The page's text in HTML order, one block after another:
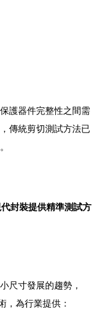
護器件完整性之間需
傳統剪切測試方法已
封裝提供精準測試方
尺寸發展的趨勢，
，為行業提供：